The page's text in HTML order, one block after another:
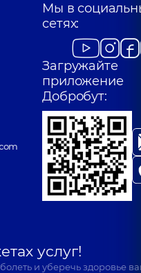
Мы в
сетях:
Загружайте
приложение
Добробут:
услуг!
и уберечь здоровье